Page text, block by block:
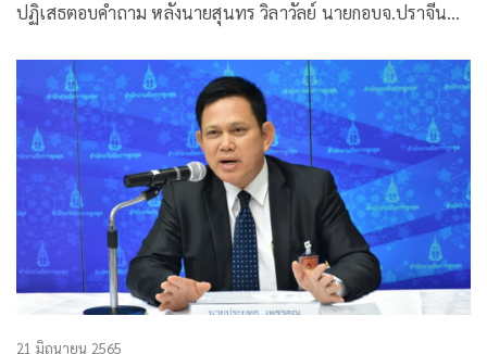
ปฏิเสธตอบคำถาม หลังนายสุนทร วิลาวัลย์ นายกอบจ.ปราจีนบุรี
โฉนดที่ดินบุดรุก อุทยานแห่งชาติเขาใหญ่โดยไม่ชอบ เพียงแต่
ยกมือไหว้
21 มิถุนายน 2565